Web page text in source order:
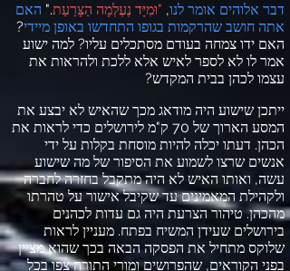
דבר אלוהים אומר לנו,
"וּמִיָּד נֶעֶלְמָה הַצָּרַעַת." האם
אתה חושב שהרקמות בגופו התחדשו באופן מיידי?
האם ידו צמחה בעודם מסתכלים עליו? למה ישוע
אמר לו לא לספר לאיש אלא ללכת ולהראות את
עצמו לכהן בבית המקדש?
ייתכן שישוע היה מודאג מכך שהאיש לא יבצע את
המסע הארוך של 70 ק"מ לירושלים כדי לראות את
הכהן. דעתו יכלה להיות מוסחת בקלות על ידי
אנשים שרצו לשמוע את הסיפור של מה שישוע
עשה, ואותו האיש לא היה מתקבל בחזרה לחברה
ולקהילת המאמינים עד שקיבל אישור על טהרתו
מהכהן. טיהור הצרעת היה גם עדות לכהנים
בירושלים שעידן המשיח בפתח. מעניין לראות
שלוקס מתחיל את הפסקה הבאה בכך שהוא מציין
בפני הקוראים, שהפרושים ומורי התורה צפו בכל